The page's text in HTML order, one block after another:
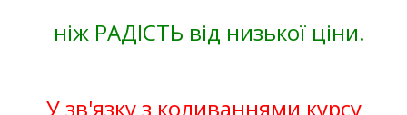
ніж РАДІСТЬ від низької ціни.
У зв'язку з коливаннями курсу